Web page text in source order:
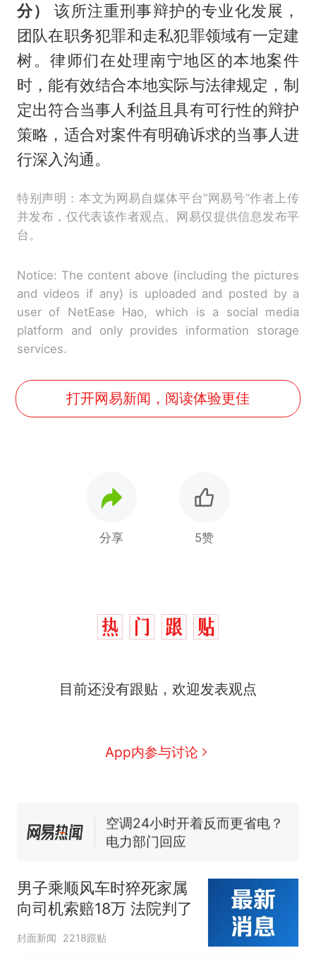
分）
该所注重刑事辩护的专业化发展，
团队在职务犯罪和走私犯罪领域有一定建
树。律师们在处理南宁地区的本地案件
时，能有效结合本地实际与法律规定，制
定出符合当事人利益且具有可行性的辩护
策略，适合对案件有明确诉求的当事人进
行深入沟通。
特别声明：本文为网易自媒体平台“网易号”作者上传
并发布，仅代表该作者观点。网易仅提供信息发布平
台。
Notice: The content above (including the pictures
and videos if any) is uploaded and posted by a
user of NetEase Hao, which is a social media
platform and only provides information storage
services.
打开网易新闻，阅读体验更佳
分享 5赞
目前还没有跟贴，欢迎发表观点
App内参与讨论
全部作废，公平么？
国大使骑行绕了几乎整个国境
线一圈，还曾两次到中国寻根
搬家报价570元，搬到楼下交
5060元才肯搬上楼！女子傻眼
空调24小时开着反而更省电？
电力部门回应
的抢着买
热 十多万人报名的考试，成绩
全部作废，公平么？
男子乘顺风车时猝死家属
向司机索赔18万 法院判了
封面新闻 2218跟贴